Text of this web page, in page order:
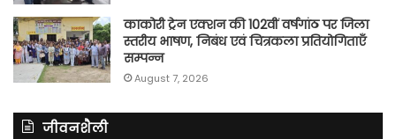
काकोरी ट्रेन एक्शन की 102वीं वर्षगांठ पर जिला
स्तरीय भाषण, निबंध एवं चित्रकला प्रतियोगिताएँ
सम्पन्न
August 7, 2026
जीवनशैली